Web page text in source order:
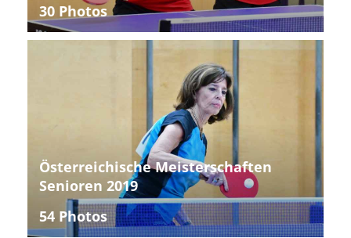
30 Photos
Österreichische Meisterschaften
Senioren 2019
54 Photos